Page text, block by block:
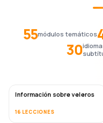
55módulos temáticos
30
Información sobre veleros
16 LECCIONES